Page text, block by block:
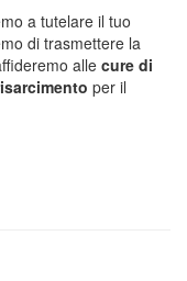
a tutelare il tuo
di trasmettere la
alle cure di
per il